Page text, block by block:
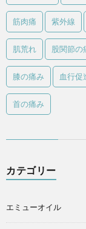
筋肉痛 紫外線
肌荒れ 股関節の
膝の痛み 血行促
首の痛み
カテゴリー
エミューオイル